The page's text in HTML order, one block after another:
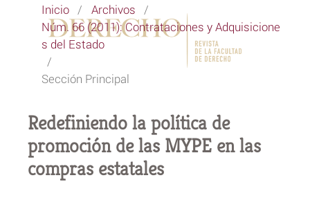
Inicio / Archivos /
Núm. 66 (2011): Contrataciones y Adquisicione
s del Estado
/
Sección Principal
Redefiniendo la política de
promoción de las MYPE en las
compras estatales